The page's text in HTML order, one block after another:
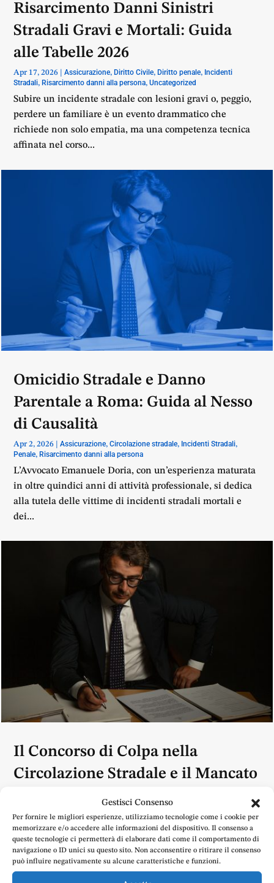
Gestisci Consenso
Per fornire le migliori esperienze, utilizziamo tecnologie come i cookie per
memorizzare e/o accedere alle informazioni del dispositivo. Il consenso a
queste tecnologie ci permetterà di elaborare dati come il comportamento di
navigazione o ID unici su questo sito. Non acconsentire o ritirare il consenso
può influire negativamente su alcune caratteristiche e funzioni.
Risarcimento Danni Sinistri
Stradali Gravi e Mortali: Guida
alle Tabelle 2026
Apr 17, 2026 |Assicurazione, Diritto Civile, Diritto penale, Incidenti
Stradali, Risarcimento danni alla persona,Uncategorized
Subire un incidente stradale con lesioni gravi o, peggio,
perdere un familiare è un evento drammatico che
richiede non solo empatia, ma una competenza tecnica
affinata nel corso...
Omicidio Stradale e Danno
Parentale a Roma: Guida al Nesso
di Causalità
Apr 2, 2026 |Assicurazione,Circolazione stradale, Incidenti Stradali,
Penale, Risarcimento danni alla persona
L’Avvocato Emanuele Doria, con un’esperienza maturata
in oltre quindici anni di attività professionale, si dedica
alla tutela delle vittime di incidenti stradali mortali e
dei...
Il Concorso di Colpa nella
Circolazione Stradale e il Mancato
Uso delle Cinture di Sicurezza
Mar 5, 2026|Assicurazione,Circolazione stradale,Incidenti Stradali,
Risarcimento danni alla persona,Uncategorized
Avv. Emanuele Doria: assistenza per maxirisarcimenti e
sinistri mortali a Frosinone, Cassino e Roma. Tutela
legale, 15 anni + esperienza.